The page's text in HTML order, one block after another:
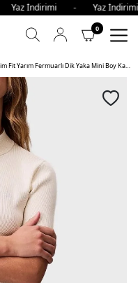
İndirimi - Yaz
0
Calvin Klein Fitilli Slim Fit Yarım Fermuarlı Dik Yaka Mini Boy Kadın Elbise YAS